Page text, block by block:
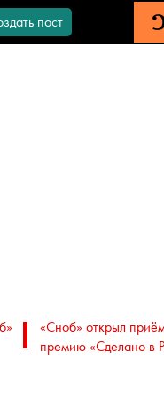
пост
«Сноб» открыл
премию «Сделано в